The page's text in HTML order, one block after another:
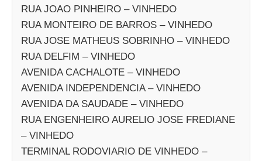
RUA JOAO PINHEIRO – VINHEDO
RUA MONTEIRO DE BARROS – VINHEDO
RUA JOSE MATHEUS SOBRINHO – VINHEDO
RUA DELFIM – VINHEDO
AVENIDA CACHALOTE – VINHEDO
AVENIDA INDEPENDENCIA – VINHEDO
AVENIDA DA SAUDADE – VINHEDO
RUA ENGENHEIRO AURELIO JOSE FREDIANE
– VINHEDO
TERMINAL RODOVIARIO DE VINHEDO –